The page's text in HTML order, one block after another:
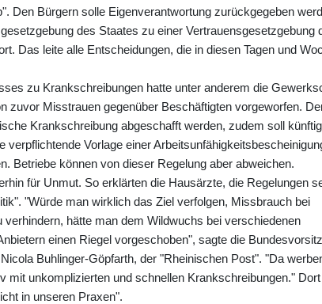
Den Bürgern solle Eigenverantwortung zurückgegeben
des Staates zu einer Vertrauensgesetzgebung
Das leite alle Entscheidungen, die in diesen Tagen und
zu Krankschreibungen hatte unter anderem die
zuvor Misstrauen gegenüber Beschäftigten vorgeworfen.
Krankschreibung abgeschafft werden, zudem soll
verpflichtende Vorlage einer
Betriebe können von dieser Regelung aber abweichen.
für Unmut. So erklärten die Hausärzte, die Regelungen
"Würde man wirklich das Ziel verfolgen, Missbrauch bei
verhindern, hätte man dem Wildwuchs bei verschiedenen
einen Riegel vorgeschoben", sagte die
Buhlinger-Göpfarth, der "Rheinischen Post". "Da
mit unkomplizierten und schnellen Krankschreibungen."
in unseren Praxen".